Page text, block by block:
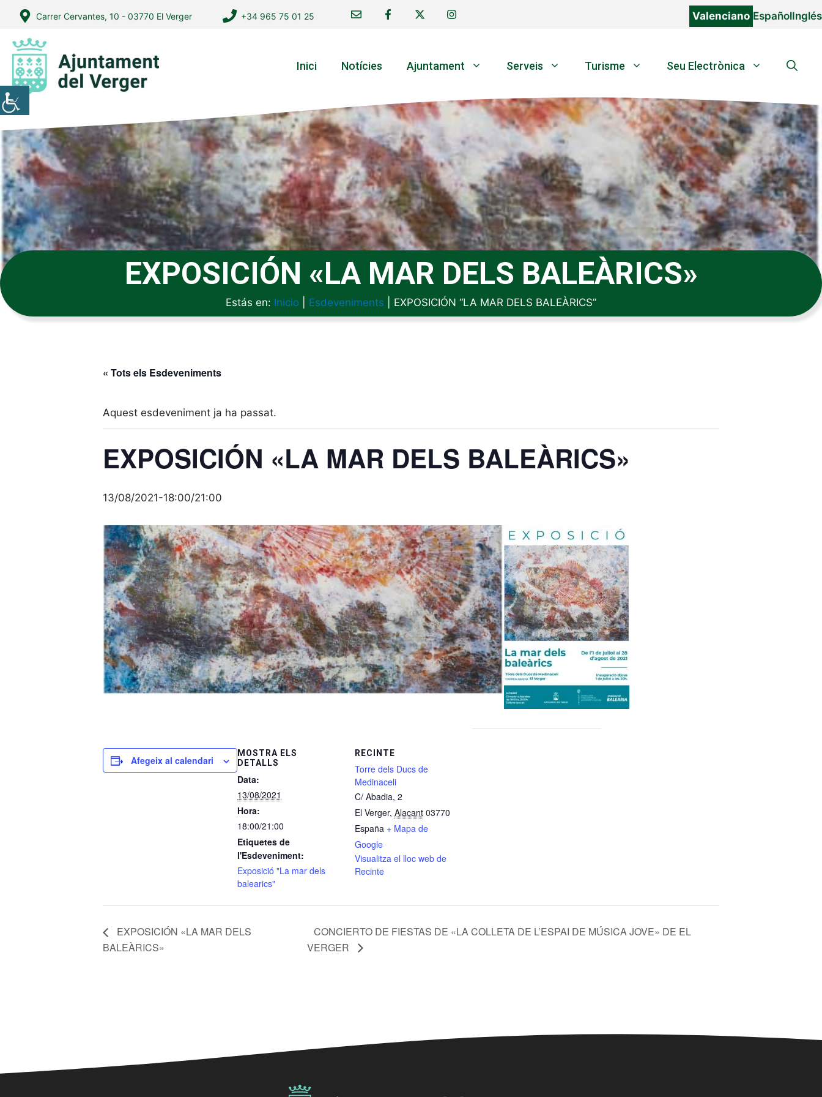
contingut
Carrer Cervantes, 10 - 03770 El Verger +34 965 75 01 25 Valenciano EspañolInglés
Inici Notícies Ajuntament Serveis Turisme Seu Electrònica
EXPOSICIÓN «LA MAR DELS BALEÀRICS»
Estás en: Inicio Esdeveniments EXPOSICIÓN “LA MAR DELS BALEÀRICS”
« Tots els Esdeveniments
Aquest esdeveniment ja ha passat.
EXPOSICIÓN «LA MAR DELS BALEÀRICS»
13/08/2021-18:00/21:00
Afegeix al calendari
MOSTRA ELS
DETALLS
Data:
13/08/2021
Hora:
18:00/21:00
Etiquetes de
l'Esdeveniment:
Exposició "La mar dels
balearics"
RECINTE
Torre dels Ducs de
Medinaceli
C/ Abadia, 2
El Verger, Alacant 03770
España + Mapa de
Google
Visualitza el lloc web de
Recinte
EXPOSICIÓN «LA MAR DELS
BALEÀRICS»
CONCIERTO DE FIESTAS DE «LA COLLETA DE L’ESPAI DE MÚSICA JOVE» DE EL
VERGER